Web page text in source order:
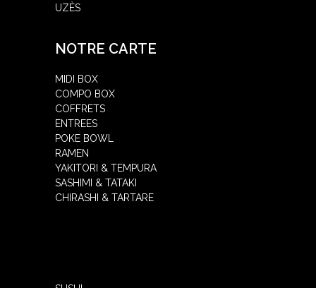
UZÈS
NOTRE CARTE
MIDI BOX
COMPO BOX
COFFRETS
ENTREES
POKE BOWL
RAMEN
YAKITORI & TEMPURA
SASHIMI & TATAKI
CHIRASHI & TARTARE